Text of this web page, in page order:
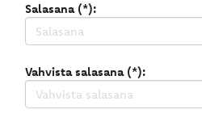
Salasana (*):
Vahvista salasana (*):